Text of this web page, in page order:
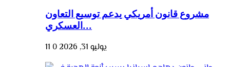
مشروع قانون أمريكي يدعم توسيع التعاون
العسكري...
يوليو 31, 2026 0
11